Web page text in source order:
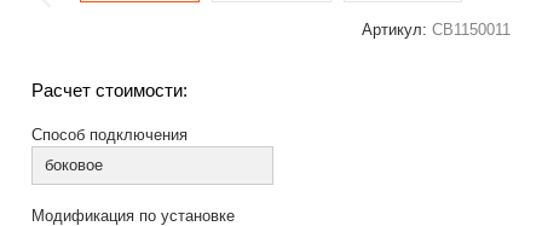
Артикул: СВ1150011
Расчет стоимости:
Способ подключения
боковое
Модификация по установке